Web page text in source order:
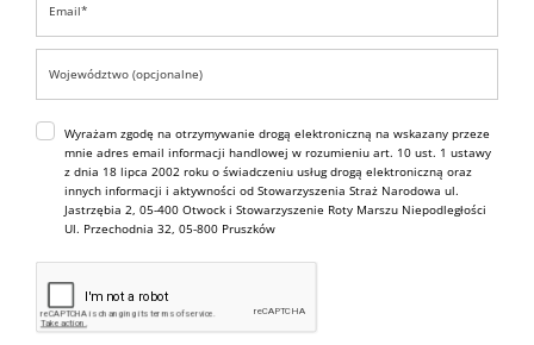
Wyrażam zgodę na otrzymywanie drogą elektroniczną na wskazany przeze
mnie adres email informacji handlowej w rozumieniu art. 10 ust. 1 ustawy
z dnia 18 lipca 2002 roku o świadczeniu usług drogą elektroniczną oraz
innych informacji i aktywności od Stowarzyszenia Straż Narodowa ul.
Jastrzębia 2, 05-400 Otwock i Stowarzyszenie Roty Marszu Niepodległości
Ul. Przechodnia 32, 05-800 Pruszków